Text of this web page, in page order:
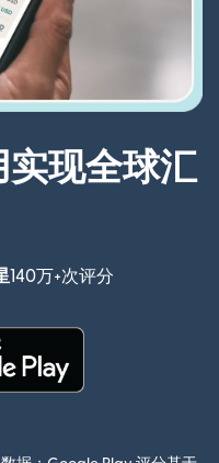
实现全球汇
140万+次评分